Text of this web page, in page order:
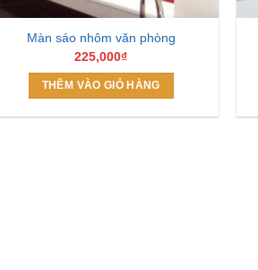
Màn sáo nhôm văn phòng
225,000₫
THÊM VÀO GIỎ HÀNG